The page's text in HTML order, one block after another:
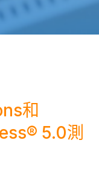
和
5.0測